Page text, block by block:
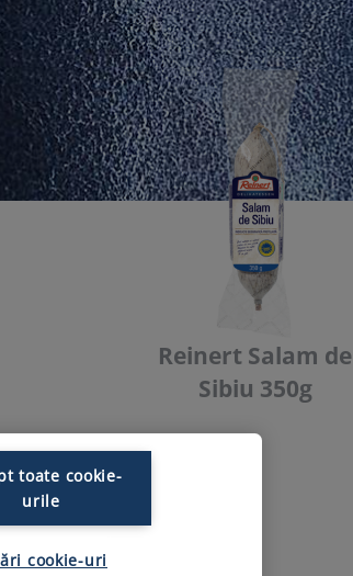
Reinert Salam de
Sibiu 350g
toate cookie-
urile
cookie-uri